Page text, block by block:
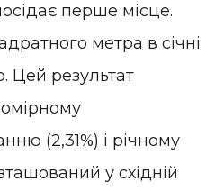
перше місце.
метра в січні
Цей результат
(2,31%) і річному
у східній